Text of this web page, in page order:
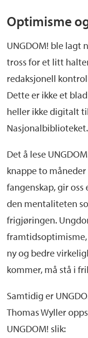
Optimisme
UNGDOM! ble lagt
tross for et litt
redaksjonell
Dette er ikke et
heller ikke digitalt
Nasjonalbiblioteket.
Det å lese
knappe to
fangenskap, gir
den mentaliteten
frigjøringen.
ny og bedre
kommer, må stå i
Samtidig er
Thomas Wyller
UNGDOM! slik: